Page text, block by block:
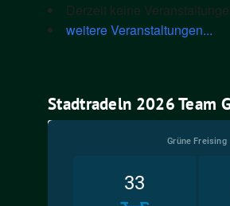
Derzeit keine
weitere Veranstaltungen...
Stadtradeln 2026 Team